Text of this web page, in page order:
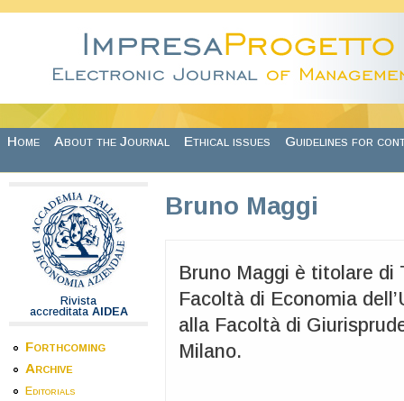
Home About the Journal Ethical issues Guidelines for
Rivista
accreditata AIDEA
Forthcoming
Archive
Editorials
Bruno Maggi
Bruno Maggi è titolare di
Facoltà di Economia
alla Facoltà di
Milano.